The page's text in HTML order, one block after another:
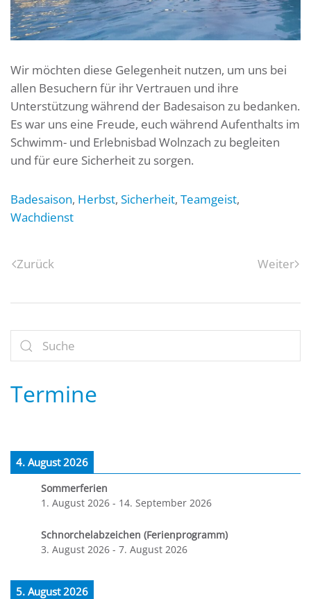
Wir möchten diese Gelegenheit nutzen, um uns bei
allen Besuchern für ihr Vertrauen und ihre
Unterstützung während der Badesaison zu bedanken.
Es war uns eine Freude, euch während Aufenthalts im
Schwimm- und Erlebnisbad Wolnzach zu begleiten
und für eure Sicherheit zu sorgen.
Badesaison, Herbst, Sicherheit, Teamgeist,
Wachdienst
Zurück Weiter
Termine
4. August 2026
Sommerferien
1. August 2026 - 14. September 2026
Schnorchelabzeichen (Ferienprogramm)
3. August 2026 - 7. August 2026
5. August 2026